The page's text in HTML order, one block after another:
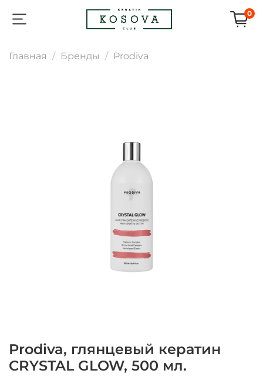
0
Главная Бренды Prodiva
Prodiva, глянцевый кератин
CRYSTAL GLOW, 500 мл.